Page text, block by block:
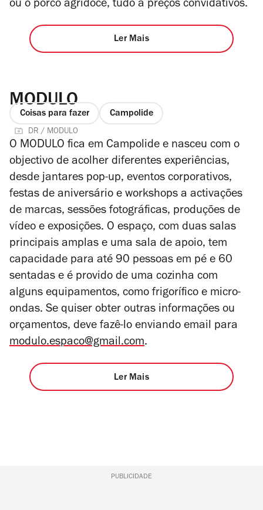
ou o porco agridoce, tudo a preços convidativos.
Ler Mais
MODULO
Coisas para fazer Campolide
DR / MODULO
O MODULO fica em Campolide e nasceu com o
objectivo de acolher diferentes experiências,
desde jantares pop-up, eventos corporativos,
festas de aniversário e workshops a activações
de marcas, sessões fotográficas, produções de
vídeo e exposições. O espaço, com duas salas
principais amplas e uma sala de apoio, tem
capacidade para até 90 pessoas em pé e 60
sentadas e é provido de uma cozinha com
alguns equipamentos, como frigorífico e micro-
ondas. Se quiser obter outras informações ou
orçamentos, deve fazê-lo enviando email para
modulo.espaco@gmail.com.
Ler Mais
PUBLICIDADE